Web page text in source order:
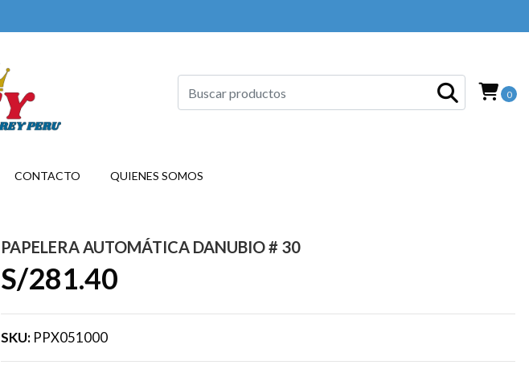
0
CONTACTO QUIENES SOMOS
PAPELERA AUTOMÁTICA DANUBIO # 30
S/281.40
SKU: PPX051000